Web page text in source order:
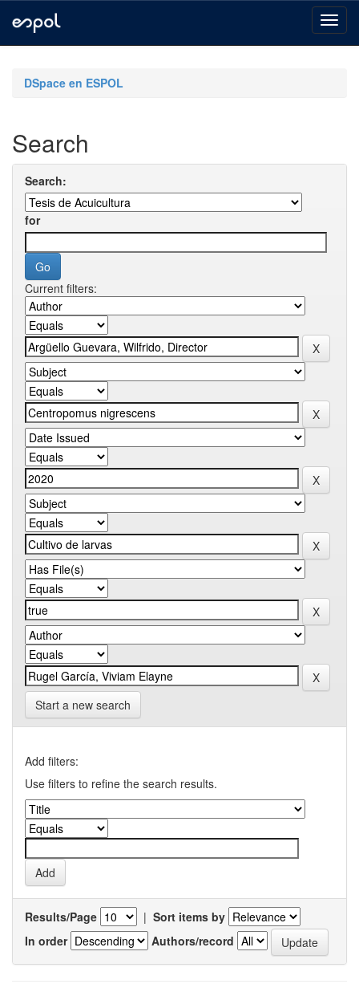
navigationDSpace en ESPOL
Search
Search:
for
Current filters:
Start a new search
Add filters:
Use filters to refine the search results.
Results/Page | Sort items by
In order
Authors/record